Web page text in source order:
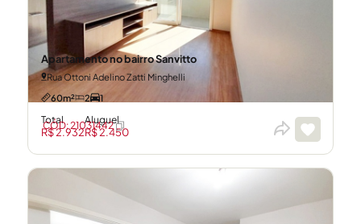
Apartamento no bairro Sanvitto
Rua Ottoni Adelino Zatti Minghelli
60m²
2 1
Total
R$ 2.932
Aluguel
R$ 2.450
CÓD: 21031442